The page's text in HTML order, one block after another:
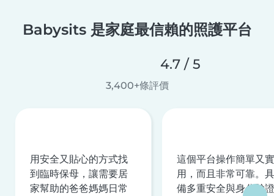
Babysits 是家庭最信賴的照護平台
4.7 / 5
3,400+條評價
用安全又貼心的方式找
到臨時保母，讓需要居
家幫助的爸爸媽媽日常
這個平台操作簡單又實
用，而且非常可靠。具
備多重安全與身分驗證